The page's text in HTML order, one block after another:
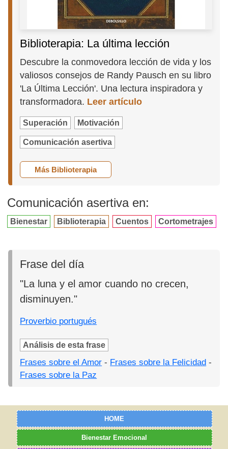
Biblioterapia: La última lección
Descubre la conmovedora lección de vida y los
valiosos consejos de Randy Pausch en su libro
'La Última Lección'. Una lectura inspiradora y
transformadora. Leer artículo
Superación Motivación
Comunicación asertiva
Más Biblioterapia
Comunicación asertiva en:
Bienestar Biblioterapia Cuentos Cortometrajes
Frase del día
"La luna y el amor cuando no crecen,
disminuyen."
Proverbio portugués
Análisis de esta frase
Frases sobre el Amor - Frases sobre la Felicidad -
Frases sobre la Paz
HOME
Bienestar Emocional